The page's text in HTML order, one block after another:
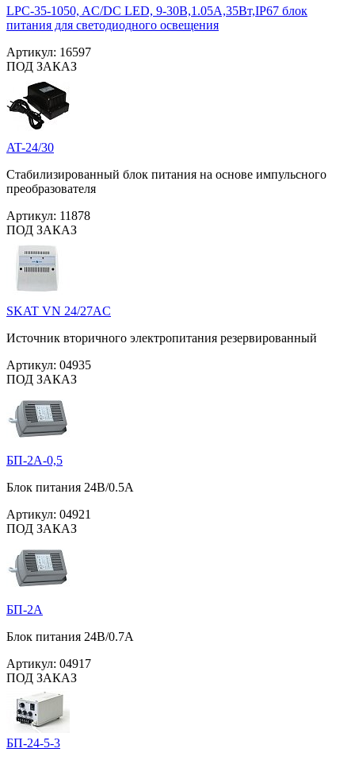
LPC-35-1050, AC/DC LED, 9-30В,1.05А,35Вт,IP67 блок
питания для светодиодного освещения
Артикул: 16597
ПОД ЗАКАЗ
AT-24/30
Стабилизированный блок питания на основе импульсного
преобразователя
Артикул: 11878
ПОД ЗАКАЗ
SKAT VN 24/27AC
Источник вторичного электропитания резервированный
Артикул: 04935
ПОД ЗАКАЗ
БП-2А-0,5
Блок питания 24В/0.5А
Артикул: 04921
ПОД ЗАКАЗ
БП-2А
Блок питания 24В/0.7А
Артикул: 04917
ПОД ЗАКАЗ
БП-24-5-3